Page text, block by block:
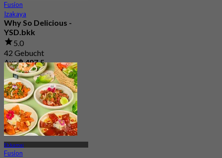
Fusion
Izakaya
Why So Delicious -
YSD.bkk
5.0
42 Gebucht
Aus฿ 497.5
Ekkamai
Fusion